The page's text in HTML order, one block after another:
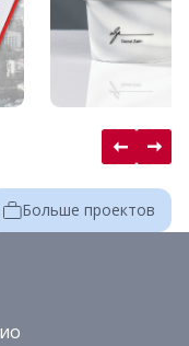
Больше проектов